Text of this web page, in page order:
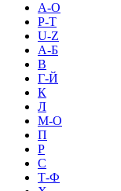
A-O
P-T
U-Z
А-Б
В
Г-Й
К
Л
М-О
П
Р
С
Т-Ф